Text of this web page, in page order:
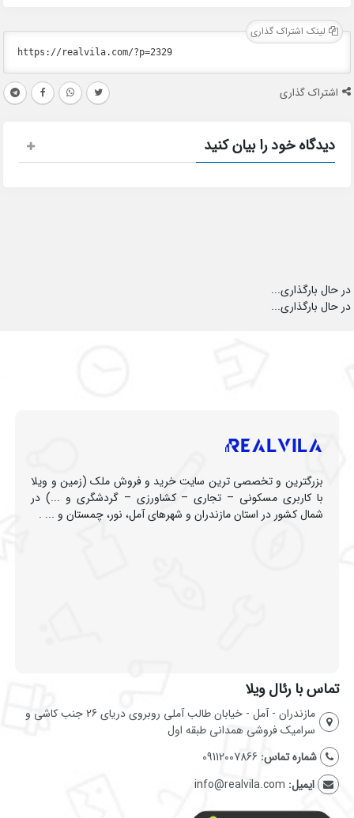
لینک اشتراک گذاری
اشتراک گذاری
دیدگاه خود را بیان کنید
در حال بارگذاری...
در حال بارگذاری...
بزرگترین و تخصصی ترین سایت خرید و فروش ملک (زمین و ویلا
با کاربری مسکونی – تجاری – کشاورزی – گردشگری و ...) در
شمال کشور در استان مازندران و شهرهای آمل، نور، چمستان و ... .
تماس با رئال ویلا
مازندران - آمل - خیابان طالب آملی روبروی دریای 26 جنب کاشی و
سرامیک فروشی همدانی طبقه اول
شماره تماس: 09112007866
ایمیل: info@realvila.com